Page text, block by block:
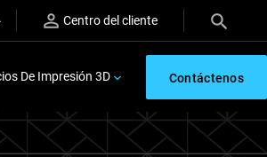
Centro del cliente
De Impresión 3D Contáctenos